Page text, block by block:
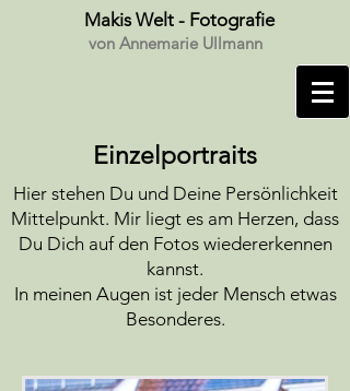
Makis Welt - Fotografie
von Annemarie Ullmann
Einzelportraits
Hier stehen Du und Deine Persönlichkeit
Mittelpunkt. Mir liegt es am Herzen, dass
Du Dich auf den Fotos wiedererkennen
kannst.
In meinen Augen ist jeder Mensch etwas
Besonderes.